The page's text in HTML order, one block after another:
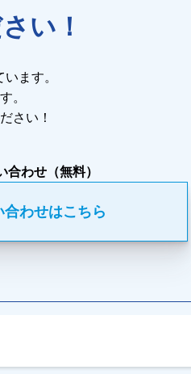
い！
ます。
。
さい！
合わせ（無料）
合わせはこちら